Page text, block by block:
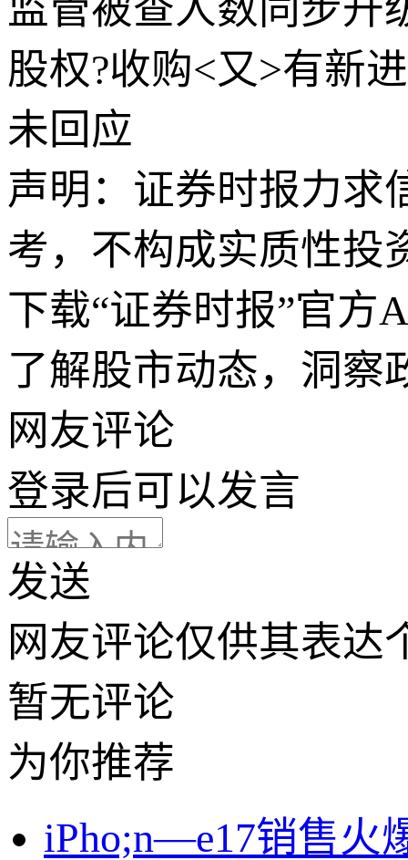
监管被查人数同步升
股权?收购<又>有新
未回应
声明：证券时报力求
考，不构成实质性投
下载“证券时报”官方
了解股市动态，洞察
网友评论
登录后可以发言
发送
网友评论仅供其表达
暂无评论
为你推荐
iPho;n—e17销售火